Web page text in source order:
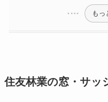
もっ
住友林業の窓・サッ